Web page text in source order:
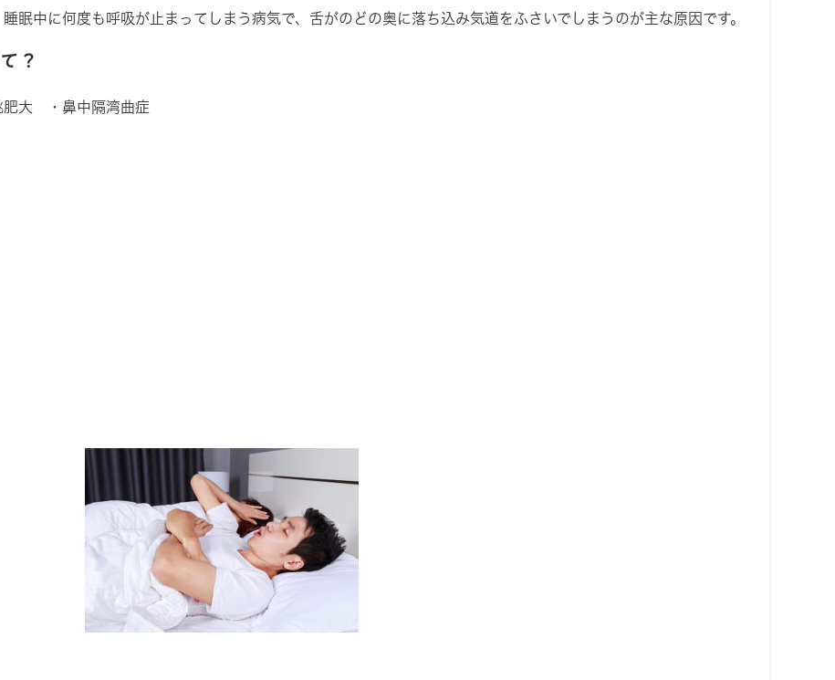
眠中に何度も呼吸が止まってしまう病気で、舌がのどの奥に落ち込み気道をふさいでしまうのが主な原因です。
？
大 ・鼻中隔湾曲症